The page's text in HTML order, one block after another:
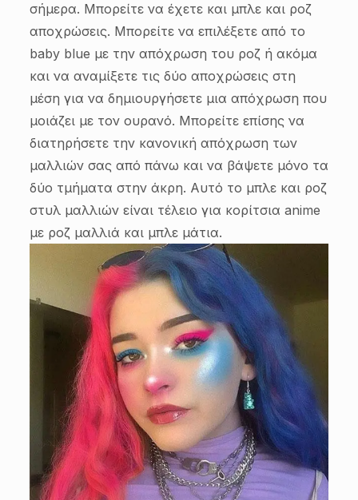
σήμερα. Μπορείτε να έχετε και μπλε και ροζ
αποχρώσεις. Μπορείτε να επιλέξετε από το
baby blue με την απόχρωση του ροζ ή ακόμα
και να αναμίξετε τις δύο αποχρώσεις στη
μέση για να δημιουργήσετε μια απόχρωση που
μοιάζει με τον ουρανό. Μπορείτε επίσης να
διατηρήσετε την κανονική απόχρωση των
μαλλιών σας από πάνω και να βάψετε μόνο τα
δύο τμήματα στην άκρη. Αυτό το μπλε και ροζ
στυλ μαλλιών είναι τέλειο για κορίτσια anime
με ροζ μαλλιά και μπλε μάτια.